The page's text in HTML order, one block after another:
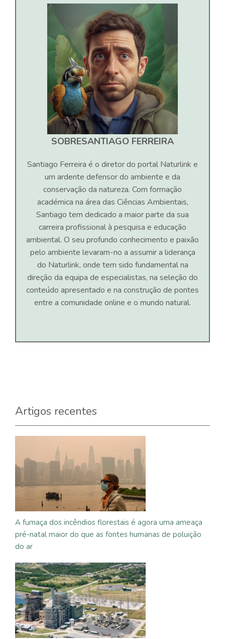
SOBRESANTIAGO FERREIRA
Santiago Ferreira é o diretor do portal Naturlink e
um ardente defensor do ambiente e da
conservação da natureza. Com formação
académica na área das Ciências Ambientais,
Santiago tem dedicado a maior parte da sua
carreira profissional à pesquisa e educação
ambiental. O seu profundo conhecimento e paixão
pelo ambiente levaram-no a assumir a liderança
do Naturlink, onde tem sido fundamental na
direção da equipa de especialistas, na seleção do
conteúdo apresentado e na construção de pontes
entre a comunidade online e o mundo natural.
Artigos recentes
A fumaça dos incêndios florestais é agora uma ameaça
pré-natal maior do que as fontes humanas de poluição
do ar